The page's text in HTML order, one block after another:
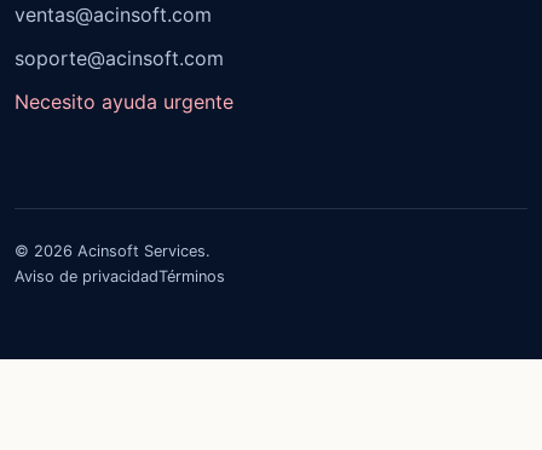
ventas@acinsoft.com
soporte@acinsoft.com
Necesito ayuda urgente
© 2026 Acinsoft Services.
Aviso de privacidadTérminos